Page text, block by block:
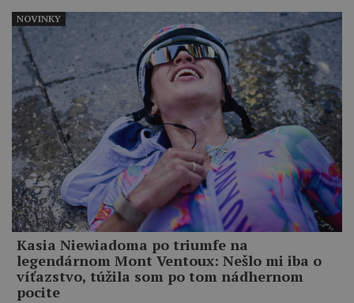
Kasia Niewiadoma po triumfe na
legendárnom Mont Ventoux: Nešlo mi iba o
víťazstvo, túžila som po tom nádhernom
pocite
NOVINKY